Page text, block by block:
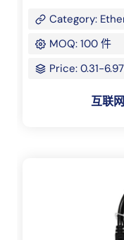
Category:
MOQ: 100 件
Price: 0.31-
互联